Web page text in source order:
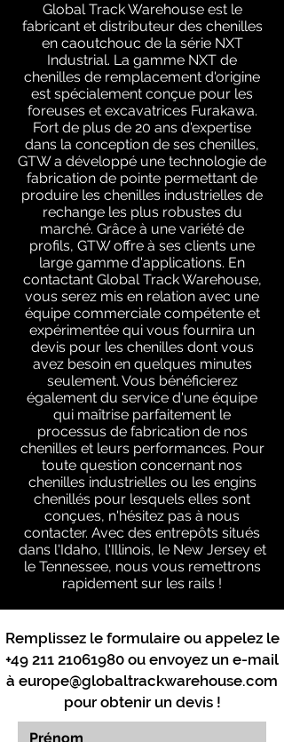
Global Track Warehouse est le
fabricant et distributeur des chenilles
en caoutchouc de la série NXT
Industrial. La gamme NXT de
chenilles de remplacement d'origine
est spécialement conçue pour les
foreuses et excavatrices Furakawa.
Fort de plus de 20 ans d'expertise
dans la conception de ses chenilles,
GTW a développé une technologie de
fabrication de pointe permettant de
produire les chenilles industrielles de
rechange les plus robustes du
marché. Grâce à une variété de
profils, GTW offre à ses clients une
large gamme d'applications. En
contactant Global Track Warehouse,
vous serez mis en relation avec une
équipe commerciale compétente et
expérimentée qui vous fournira un
devis pour les chenilles dont vous
avez besoin en quelques minutes
seulement. Vous bénéficierez
également du service d'une équipe
qui maîtrise parfaitement le
processus de fabrication de nos
chenilles et leurs performances. Pour
toute question concernant nos
chenilles industrielles ou les engins
chenillés pour lesquels elles sont
conçues, n'hésitez pas à nous
contacter. Avec des entrepôts situés
dans l'Idaho, l'Illinois, le New Jersey et
le Tennessee, nous vous remettrons
rapidement sur les rails !
Remplissez le formulaire ou appelez le
+49 211 21061980 ou envoyez un e-mail
à europe@globaltrackwarehouse.com
pour obtenir un devis !